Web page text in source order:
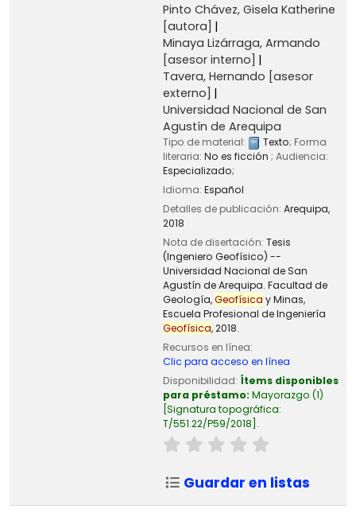
Pinto Chávez, Gisela Katherine
[autora]
Minaya Lizárraga, Armando
[asesor interno]
Tavera, Hernando [asesor
externo]
Universidad Nacional de San
Agustín de Arequipa
Tipo de material: Texto; Forma
literaria: No es ficción ; Audiencia:
Especializado;
Idioma: Español
Detalles de publicación: Arequipa,
2018
Nota de disertación: Tesis
(Ingeniero Geofísico) --
Universidad Nacional de San
Agustín de Arequipa. Facultad de
Geología,Geofísica y Minas,
Escuela Profesional de Ingeniería
Geofísica, 2018.
Recursos en línea:
Clic para acceso en línea
Disponibilidad: Ítems disponibles
para préstamo: Mayorazgo (1)
Signatura topográfica:
T/551.22/P59/2018 .
Guardar en listas